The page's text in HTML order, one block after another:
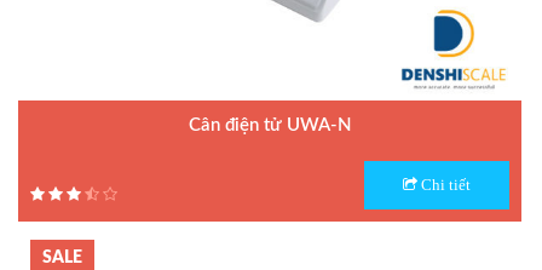
Cân điện tử UWA-N
Hãng sản xuất : UTE
Chi tiết
SALE